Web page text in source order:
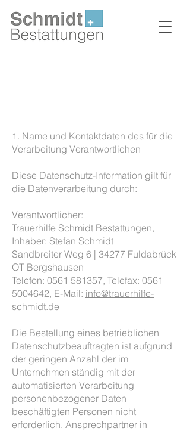
Schmidt Bestattungen
1. Name und Kontaktdaten des für die
Verarbeitung Verantwortlichen
Diese Datenschutz-Information gilt für
die Datenverarbeitung durch:
Verantwortlicher:
Trauerhilfe Schmidt Bestattungen,
Inhaber: Stefan Schmidt
Sandbreiter Weg 6 | 34277 Fuldabrück
OT Bergshausen
Telefon: 0561 581357, Telefax: 0561
5004642, E-Mail: info@trauerhilfe-
schmidt.de
Die Bestellung eines betrieblichen
Datenschutzbeauftragten ist aufgrund
der geringen Anzahl der im
Unternehmen ständig mit der
automatisierten Verarbeitung
personenbezogener Daten
beschäftigten Personen nicht
erforderlich. Ansprechpartner in